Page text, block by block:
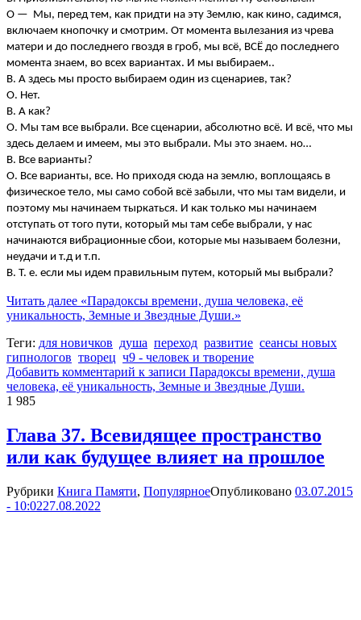
О — Мы, перед тем, как придти на эту Землю, как кино, садимся,
включаем кнопочку и смотрим. От момента вылезания из чрева
матери и до последнего гвоздя в гроб, мы всё, ВСЁ до последнего
момента знаем, во всех вариантах. И мы выбираем..
В. А здесь мы просто выбираем один из сценариев, так?
О. Нет.
В. А как?
О. Мы там все выбрали. Все сценарии, абсолютно всё. И всё, что мы
здесь делаем и имеем, мы это выбрали. Мы это знаем. но…
В. Все варианты?
О. Все варианты, все. Но приходя сюда на землю, воплощаясь в
физическое тело, мы само собой всё забыли, что мы там видели, и
поэтому мы начинаем тыркаться. И как только мы начинаем
отступать от того пути, который мы там себе выбрали, у нас
начинаются вибрационные сбои, которые мы называем болезни,
неудачи и т.д и т.п.
В. Т. е. если мы идем правильным путем, который мы выбрали?
Читать далее «Парадоксы времени, душа человека, её
уникальность, Земные и Звездные Души.»
Теги: для новичков душа переход развитие сеансы новых
гипнологов творец ч9 - человек и творение
Добавить комментарий к записи Парадоксы времени, душа
человека, её уникальность, Земные и Звездные Души.
1 985
Глава 37. Всевидящее пространство
или как будущее влияет на прошлое
Рубрики Книга Памяти, ПопулярноеОпубликовано 03.07.2015
- 10:0227.08.2022